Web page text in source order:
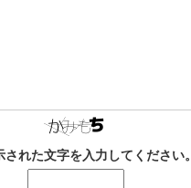
された文字を入力してください。